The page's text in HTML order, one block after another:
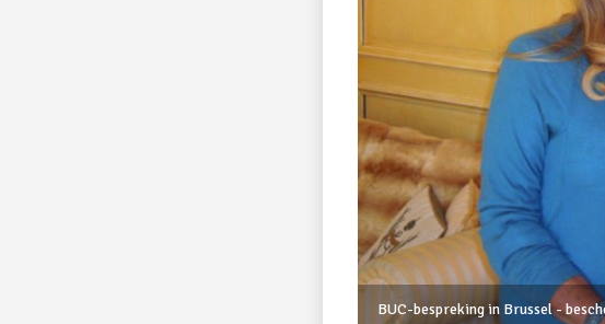
BUC-bespreking in Brussel -